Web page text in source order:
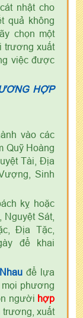
nhật cho
quả không
chọn một
trương xuất
việc được
HỢP
vào các
Quỹ Hoàng
Tài, Địa
Sinh
kỵ hoặc
Sát,
Địa Tặc,
để khai
để lựa
phương
người hợp
trương, xuất